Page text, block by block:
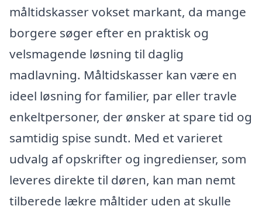
måltidskasser vokset markant, da mange
borgere søger efter en praktisk og
velsmagende løsning til daglig
madlavning. Måltidskasser kan være en
ideel løsning for familier, par eller travle
enkeltpersoner, der ønsker at spare tid og
samtidig spise sundt. Med et varieret
udvalg af opskrifter og ingredienser, som
leveres direkte til døren, kan man nemt
tilberede lækre måltider uden at skulle